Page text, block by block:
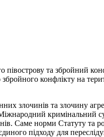
півострову та збройний
конфлікту на
злочинів та злочину
кримінальний
Саме норми Статуту та
підходу для